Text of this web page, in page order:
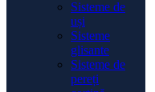
Sisteme de
uși
Sisteme
glisante
Sisteme de
pereți